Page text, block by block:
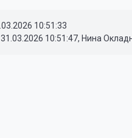
10:51:33
10:51:47, Нина